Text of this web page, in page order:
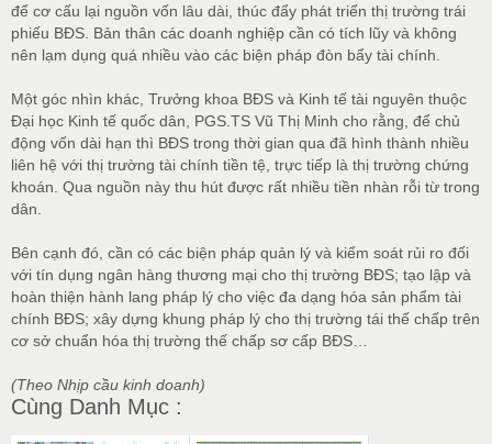
để cơ cấu lại nguồn vốn lâu dài, thúc đẩy phát triển thị trường trái
phiếu BĐS. Bản thân các doanh nghiệp cần có tích lũy và không
nên lạm dụng quá nhiều vào các biện pháp đòn bẩy tài chính.
Một góc nhìn khác, Trưởng khoa BĐS và Kinh tế tài nguyên thuộc
Đại học Kinh tế quốc dân, PGS.TS Vũ Thị Minh cho rằng, để chủ
động vốn dài hạn thì BĐS trong thời gian qua đã hình thành nhiều
liên hệ với thị trường tài chính tiền tệ, trực tiếp là thị trường chứng
khoán. Qua nguồn này thu hút được rất nhiều tiền nhàn rỗi từ trong
dân.
Bên cạnh đó, cần có các biện pháp quản lý và kiểm soát rủi ro đối
với tín dụng ngân hàng thương mại cho thị trường BĐS; tạo lập và
hoàn thiện hành lang pháp lý cho việc đa dạng hóa sản phẩm tài
chính BĐS; xây dựng khung pháp lý cho thị trường tái thế chấp trên
cơ sở chuẩn hóa thị trường thế chấp sơ cấp BĐS…
(Theo Nhịp cầu kinh doanh)
Cùng Danh Mục :